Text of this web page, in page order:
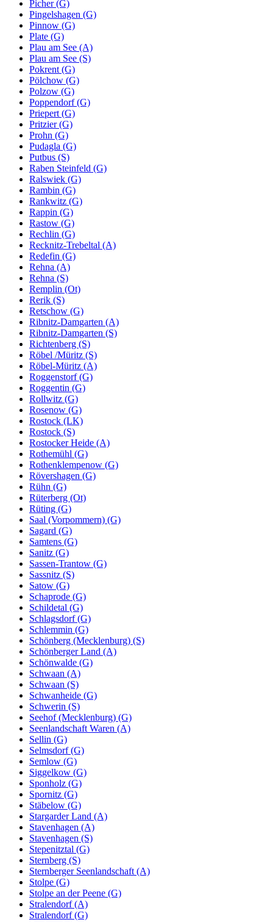
Picher (G)
Pingelshagen (G)
Pinnow (G)
Plate (G)
Plau am See (A)
Plau am See (S)
Pokrent (G)
Pölchow (G)
Polzow (G)
Poppendorf (G)
Priepert (G)
Pritzier (G)
Prohn (G)
Pudagla (G)
Putbus (S)
Raben Steinfeld (G)
Ralswiek (G)
Rambin (G)
Rankwitz (G)
Rappin (G)
Rastow (G)
Rechlin (G)
Recknitz-Trebeltal (A)
Redefin (G)
Rehna (A)
Rehna (S)
Remplin (Ot)
Rerik (S)
Retschow (G)
Ribnitz-Damgarten (A)
Ribnitz-Damgarten (S)
Richtenberg (S)
Röbel /Müritz (S)
Röbel-Müritz (A)
Roggenstorf (G)
Roggentin (G)
Rollwitz (G)
Rosenow (G)
Rostock (LK)
Rostock (S)
Rostocker Heide (A)
Rothemühl (G)
Rothenklempenow (G)
Rövershagen (G)
Rühn (G)
Rüterberg (Ot)
Rüting (G)
Saal (Vorpommern) (G)
Sagard (G)
Samtens (G)
Sanitz (G)
Sassen-Trantow (G)
Sassnitz (S)
Satow (G)
Schaprode (G)
Schildetal (G)
Schlagsdorf (G)
Schlemmin (G)
Schönberg (Mecklenburg) (S)
Schönberger Land (A)
Schönwalde (G)
Schwaan (A)
Schwaan (S)
Schwanheide (G)
Schwerin (S)
Seehof (Mecklenburg) (G)
Seenlandschaft Waren (A)
Sellin (G)
Selmsdorf (G)
Semlow (G)
Siggelkow (G)
Sponholz (G)
Spornitz (G)
Stäbelow (G)
Stargarder Land (A)
Stavenhagen (A)
Stavenhagen (S)
Stepenitztal (G)
Sternberg (S)
Sternberger Seenlandschaft (A)
Stolpe (G)
Stolpe an der Peene (G)
Stralendorf (A)
Stralendorf (G)